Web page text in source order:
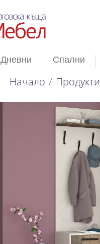
Дневни Спални
Начало Продукти